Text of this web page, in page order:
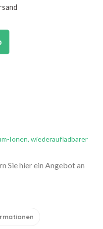
Ionen, wiederaufladbarer
Sie hier ein Angebot an